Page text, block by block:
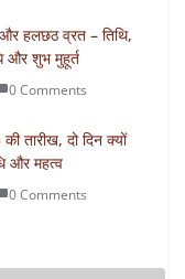
हलछठ व्रत – तिथि,
और शुभ मुहूर्त
0 Comments
तारीख, दो दिन क्यों
और महत्व
0 Comments